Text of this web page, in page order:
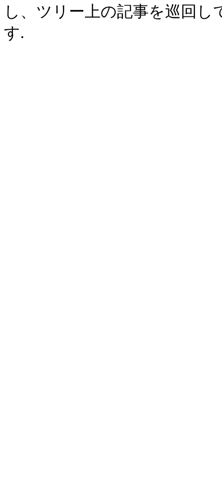
し、ツリー上の記事を巡回
す.